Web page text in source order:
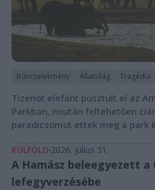
Bűncselekmény Állatvilág Tragédia
Tizenöt elefánt pusztult el az
Parkban, miután feltehetően
paradicsomot ettek meg a park
KÜLFÖLD 2026. július 31.
A Hamász beleegyezett
lefegyverzésébe